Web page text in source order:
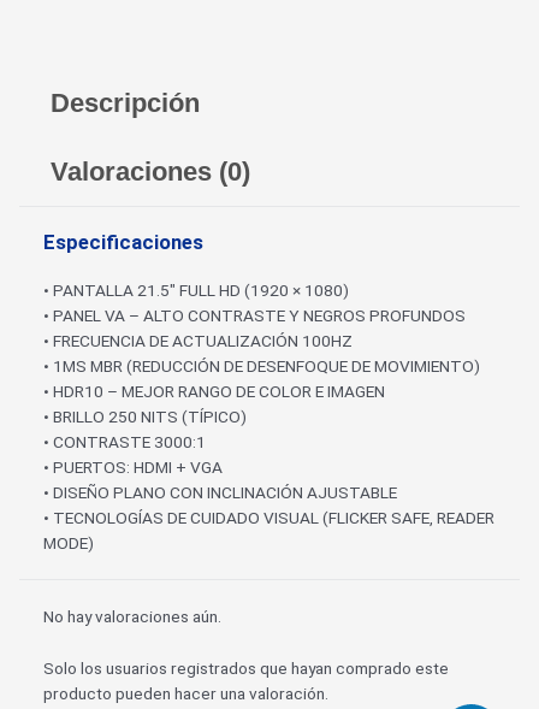
Descripción
Valoraciones (0)
Especificaciones
• PANTALLA 21.5″ FULL HD (1920 × 1080)
• PANEL VA – ALTO CONTRASTE Y NEGROS PROFUNDOS
• FRECUENCIA DE ACTUALIZACIÓN 100HZ
• 1MS MBR (REDUCCIÓN DE DESENFOQUE DE MOVIMIENTO)
• HDR10 – MEJOR RANGO DE COLOR E IMAGEN
• BRILLO 250 NITS (TÍPICO)
• CONTRASTE 3000:1
• PUERTOS: HDMI + VGA
• DISEÑO PLANO CON INCLINACIÓN AJUSTABLE
• TECNOLOGÍAS DE CUIDADO VISUAL (FLICKER SAFE, READER
MODE)
No hay valoraciones aún.
Solo los usuarios registrados que hayan comprado este
producto pueden hacer una valoración.